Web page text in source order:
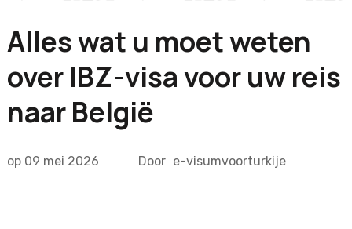
Alles wat u moet weten
over IBZ-visa voor uw reis
naar België
op 09 mei 2026 Door e-visumvoorturkije